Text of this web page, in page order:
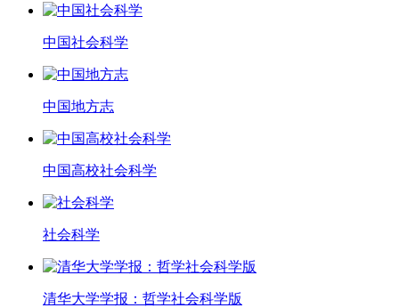
中国社会科学
中国地方志
中国高校社会科学
社会科学
清华大学学报：哲学社会科学版